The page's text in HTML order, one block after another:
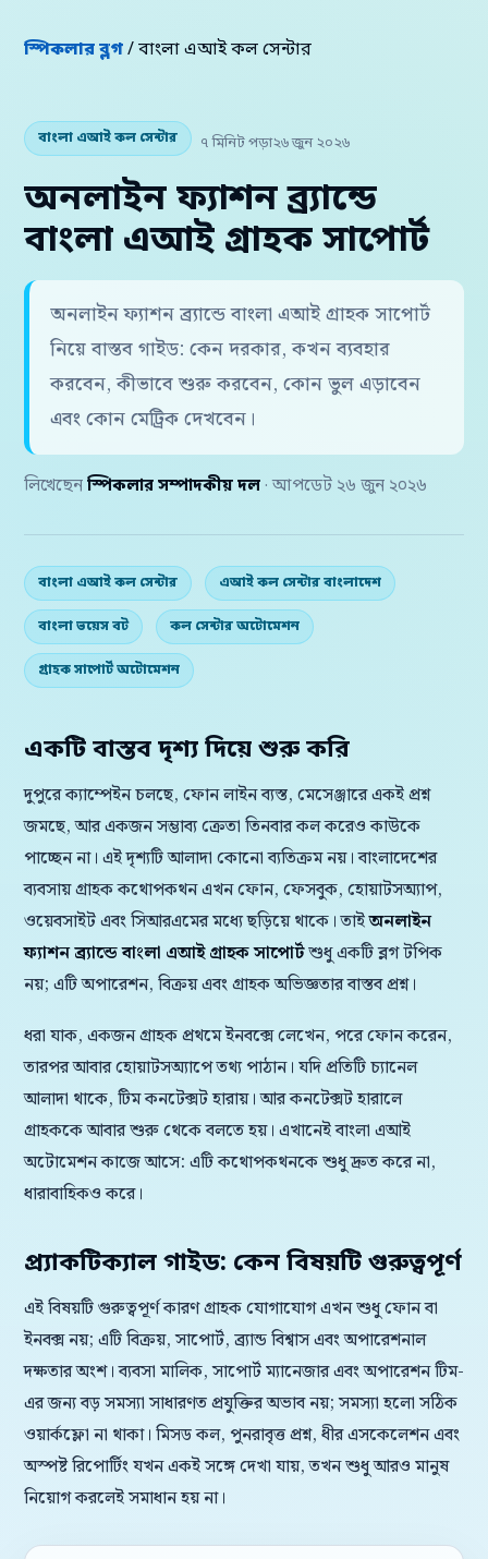
স্পিকলার ব্লগ/ বাংলা এআই কল সেন্টার
বাংলা এআই কল সেন্টার ৭ মিনিট পড়া২৬ জুন ২০২৬
অনলাইন ফ্যাশন ব্র্যান্ডে
বাংলা এআই গ্রাহক সাপোর্ট
অনলাইন ফ্যাশন ব্র্যান্ডে বাংলা এআই গ্রাহক সাপোর্ট
নিয়ে বাস্তব গাইড: কেন দরকার, কখন ব্যবহার
করবেন, কীভাবে শুরু করবেন, কোন ভুল এড়াবেন
এবং কোন মেট্রিক দেখবেন।
লিখেছেন স্পিকলার সম্পাদকীয় দল · আপডেট ২৬ জুন ২০২৬
বাংলা এআই কল সেন্টার এআই কল সেন্টার বাংলাদেশ
বাংলা ভয়েস বট কল সেন্টার অটোমেশন
গ্রাহক সাপোর্ট অটোমেশন
একটি বাস্তব দৃশ্য দিয়ে শুরু করি
দুপুরে ক্যাম্পেইন চলছে, ফোন লাইন ব্যস্ত, মেসেঞ্জারে একই প্রশ্ন
জমছে, আর একজন সম্ভাব্য ক্রেতা তিনবার কল করেও কাউকে
পাচ্ছেন না। এই দৃশ্যটি আলাদা কোনো ব্যতিক্রম নয়। বাংলাদেশের
ব্যবসায় গ্রাহক কথোপকথন এখন ফোন, ফেসবুক, হোয়াটসঅ্যাপ,
ওয়েবসাইট এবং সিআরএমের মধ্যে ছড়িয়ে থাকে। তাইঅনলাইন
ফ্যাশন ব্র্যান্ডে বাংলা এআই গ্রাহক সাপোর্টশুধু একটি ব্লগ টপিক
নয়; এটি অপারেশন, বিক্রয় এবং গ্রাহক অভিজ্ঞতার বাস্তব প্রশ্ন।
ধরা যাক, একজন গ্রাহক প্রথমে ইনবক্সে লেখেন, পরে ফোন করেন,
তারপর আবার হোয়াটসঅ্যাপে তথ্য পাঠান। যদি প্রতিটি চ্যানেল
আলাদা থাকে, টিম কনটেক্সট হারায়। আর কনটেক্সট হারালে
গ্রাহককে আবার শুরু থেকে বলতে হয়। এখানেই বাংলা এআই
অটোমেশন কাজে আসে: এটি কথোপকথনকে শুধু দ্রুত করে না,
ধারাবাহিকও করে।
প্র্যাকটিক্যাল গাইড: কেন বিষয়টি গুরুত্বপূর্ণ
এই বিষয়টি গুরুত্বপূর্ণ কারণ গ্রাহক যোগাযোগ এখন শুধু ফোন বা
ইনবক্স নয়; এটি বিক্রয়, সাপোর্ট, ব্র্যান্ড বিশ্বাস এবং অপারেশনাল
দক্ষতার অংশ। ব্যবসা মালিক, সাপোর্ট ম্যানেজার এবং অপারেশন টিম-
এর জন্য বড় সমস্যা সাধারণত প্রযুক্তির অভাব নয়; সমস্যা হলো সঠিক
ওয়ার্কফ্লো না থাকা। মিসড কল, পুনরাবৃত্ত প্রশ্ন, ধীর এসকেলেশন এবং
অস্পষ্ট রিপোর্টিং যখন একই সঙ্গে দেখা যায়, তখন শুধু আরও মানুষ
নিয়োগ করলেই সমাধান হয় না।